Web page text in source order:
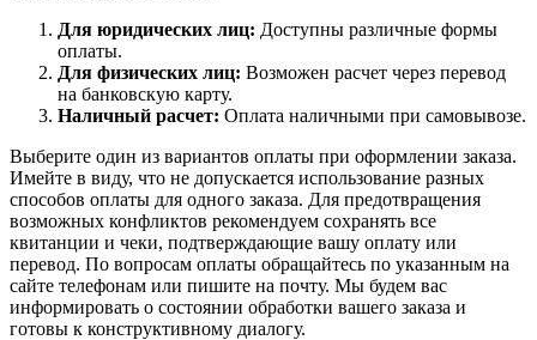
Для юридических лиц: Доступны различные формы
оплаты.
Для физических лиц: Возможен расчет через перевод
на банковскую карту.
Наличный расчет: Оплата наличными при самовывозе.
Выберите один из вариантов оплаты при оформлении заказа.
Имейте в виду, что не допускается использование разных
способов оплаты для одного заказа. Для предотвращения
возможных конфликтов рекомендуем сохранять все
квитанции и чеки, подтверждающие вашу оплату или
перевод. По вопросам оплаты обращайтесь по указанным на
сайте телефонам или пишите на почту. Мы будем вас
информировать о состоянии обработки вашего заказа и
готовы к конструктивному диалогу.